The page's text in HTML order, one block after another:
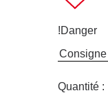
!Danger
Quantité :